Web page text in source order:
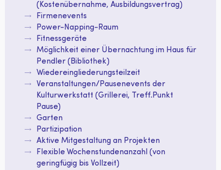
(Kostenübernahme, Ausbildungsvertrag)
Firmenevents
Power-Napping-Raum
Fitnessgeräte
Möglichkeit einer Übernachtung im Haus für
Pendler (Bibliothek)
Wiedereingliederungsteilzeit
Veranstaltungen/Pausenevents der
Kulturwerkstatt (Grillerei, Treff.Punkt
Pause)
Garten
Partizipation
Aktive Mitgestaltung an Projekten
Flexible Wochenstundenanzahl (von
geringfügig bis Vollzeit)